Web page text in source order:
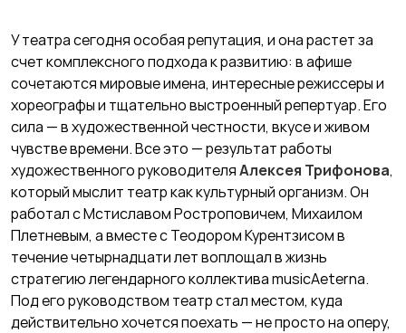
У театра сегодня особая репутация, и она растет за
счет комплексного подхода к развитию: в афише
сочетаются мировые имена, интересные режиссеры и
хореографы и тщательно выстроенный репертуар. Его
сила — в художественной честности, вкусе и живом
чувстве времени. Все это — результат работы
художественного руководителяАлексея Трифонова,
который мыслит театр как культурный организм. Он
работал с Мстиславом Ростроповичем, Михаилом
Плетневым, а вместе с Теодором Курентзисом в
течение четырнадцати лет воплощал в жизнь
стратегию легендарного коллектива musicAeterna.
Под его руководством театр стал местом, куда
действительно хочется поехать — не просто на оперу,